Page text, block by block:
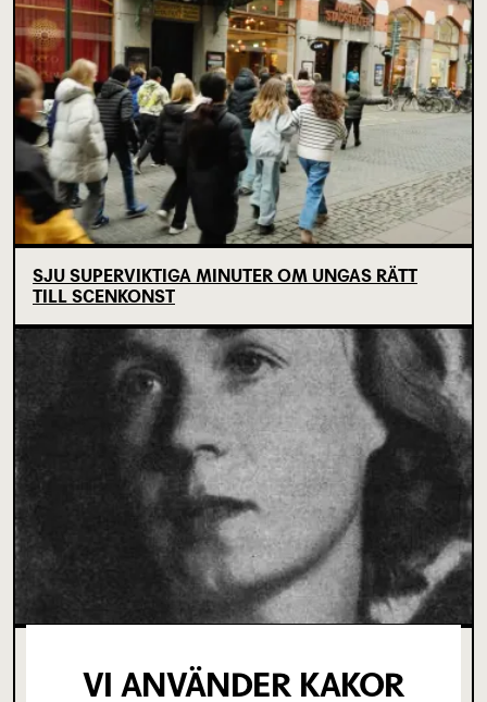
SJU SUPERVIKTIGA MINUTER OM UNGAS RÄTT
TILL SCENKONST
KÖPENHAMNSTRILOGIN
VI ANVÄNDER KAKOR